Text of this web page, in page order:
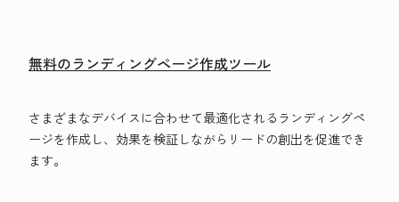
無料のランディングページ作成ツール
さまざまなデバイスに合わせて最適化されるランディングペ
ージを作成し、効果を検証しながらリードの創出を促進でき
ます。